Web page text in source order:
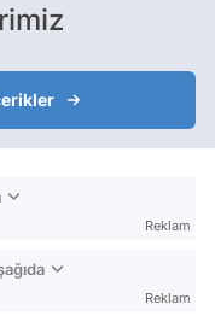
Reklam
Reklam